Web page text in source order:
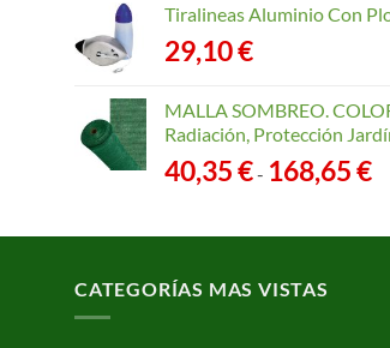
Tiralineas Aluminio Con
29,10€
MALLA SOMBREO.
Radiación, Protección
40,35€- 168,65€
CATEGORÍAS MAS VISTAS